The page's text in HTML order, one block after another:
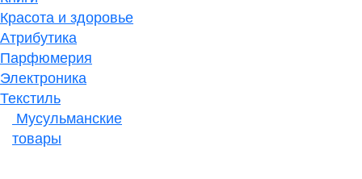
Красота и здоровье
Атрибутика
Парфюмерия
Электроника
Текстиль
Мусульманские
товары